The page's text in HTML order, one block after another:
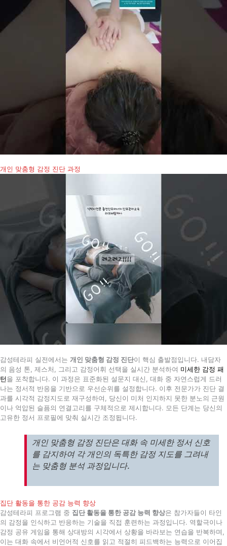
개인 맞춤형 감정 진단 과정
감성테라피 실전에서는 개인 맞춤형 감정 진단이 핵심 출발점입니다. 내담자
의 음성 톤, 제스처, 그리고 감정어휘 선택을 실시간 분석하여 미세한 감정 패
턴 을 포착합니다. 이 과정은 표준화된 설문지 대신, 대화 중 자연스럽게 드러
나는 정서적 반응을 기반으로 우선순위를 설정합니다. 이후 전문가가 진단 결
과를 시각적 감정지도로 재구성하여, 당신이 미처 인지하지 못한 분노의 근원
이나 억압된 슬픔의 연결고리를 구체적으로 제시합니다. 모든 단계는 당신의
고유한 정서 프로필에 맞춰 실시간 조정됩니다.
개인 맞춤형 감정 진단은 대화 속 미세한 정서 신호
를 감지하여 각 개인의 독특한 감정 지도를 그려내
는 맞춤형 분석 과정입니다.
집단 활동을 통한 공감 능력 향상
감성테라피 프로그램 중 집단 활동을 통한 공감 능력 향상은 참가자들이 타인
의 감정을 인식하고 반응하는 기술을 직접 훈련하는 과정입니다. 역할극이나
감정 공유 게임을 통해 상대방의 시각에서 상황을 바라보는 연습을 반복하며,
이는 대화 속에서 비언어적 신호를 읽고 적절히 피드백하는 능력으로 이어집